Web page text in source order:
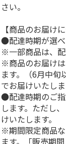
さい。
【商品のお届け
●配達時期が選べ
※一部商品は、配
※商品のお届け
ます。（6月中
でお届けいたしま
●配達時期のご
します。ただし
けいたします。
※期間限定商品
ます。「販売期